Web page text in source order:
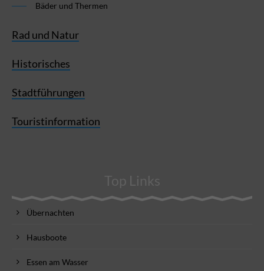
Bäder und Thermen
Rad und Natur
Historisches
Stadtführungen
Touristinformation
Top Links
Übernachten
Hausboote
Essen am Wasser